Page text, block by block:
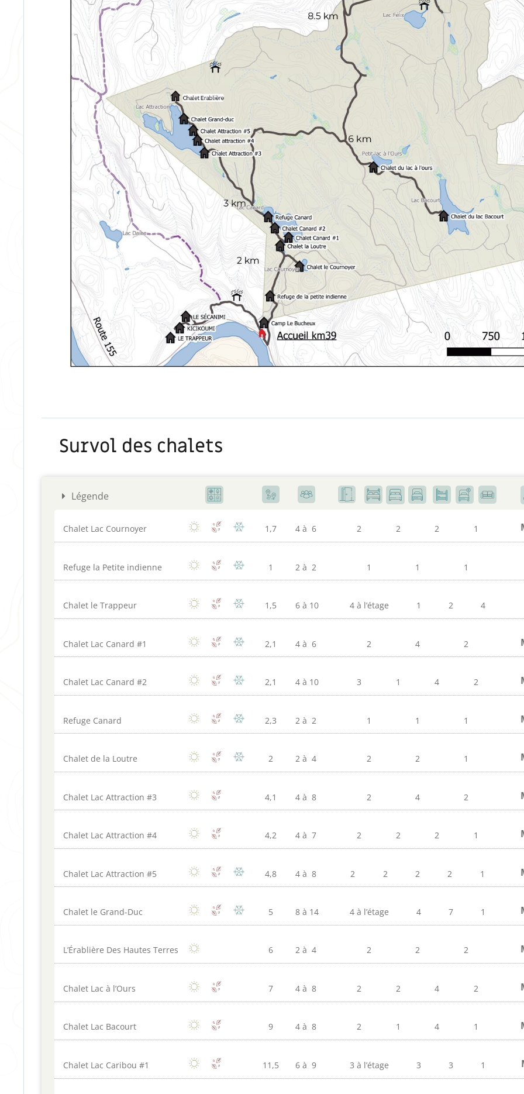
Survol des chalets
Légende
Chalet Lac Cournoyer 1,7 4 à 6 2 2 2 1
Refuge la Petite indienne 1 2 à 2 1 1 1
Chalet le Trappeur 1,5 6 à 10 4 à l’étage 1 2 4
Chalet Lac Canard #1 2,1 4 à 6 2 4 2
Chalet Lac Canard #2 2,1 4 à 10 3 1 4 2
Refuge Canard 2,3 2 à 2 1 1 1
Chalet de la Loutre 2 2 à 4 2 2 1
Chalet Lac Attraction #3 4,1 4 à 8 2 4 2
Chalet Lac Attraction #4 4,2 4 à 7 2 2 2 1
Chalet Lac Attraction #5 4,8 4 à 8 2 2 2 2 1
Chalet le Grand-Duc 5 8 à 14 4 à l’étage 4 7 1
L’Érablière Des Hautes Terres 6 2 à 4 2 2 2
Chalet Lac à l’Ours 7 4 à 8 2 2 4 2
Chalet Lac Bacourt 9 4 à 8 2 1 4 1
Chalet Lac Caribou #1 11,5 6 à 9 3 à l’étage 3 3 1